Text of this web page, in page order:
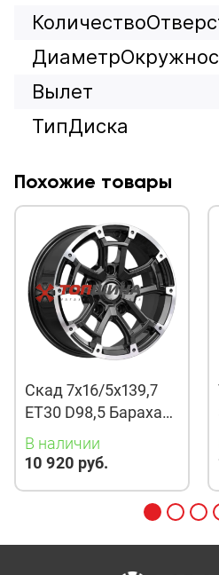
Вылет
ТипДиска
Похожие товары
Скад 7x16/5x139,7
ET30 D98,5 Барахас
(КЛ378) Алмаз
В наличии
10 920 руб.